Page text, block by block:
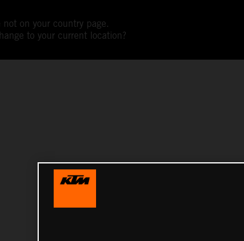
on your country page.
to your current location?